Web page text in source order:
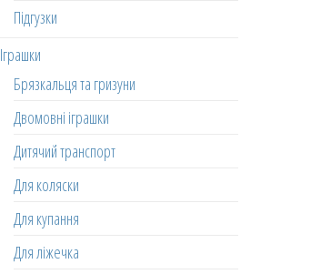
Підгузки
Іграшки
Брязкальця та гризуни
Двомовні іграшки
Дитячий транспорт
Для коляски
Для купання
Для ліжечка